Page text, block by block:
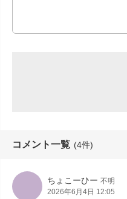
コメント一覧 (4件)
ちょこーひー 不明
2026年6月4日 12:05